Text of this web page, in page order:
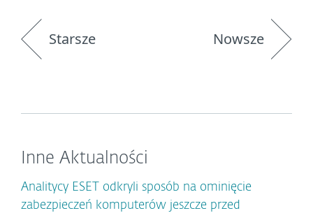
Starsze Nowsze
Inne Aktualności
Analitycy ESET odkryli sposób na ominięcie
zabezpieczeń komputerów jeszcze przed